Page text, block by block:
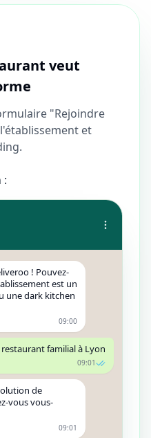
veut
"Rejoindre
et
:
! Pouvez-
est un
une dark kitchen
09:00
restaurant familial à Lyon
09:01
de
vous vous-
09:01